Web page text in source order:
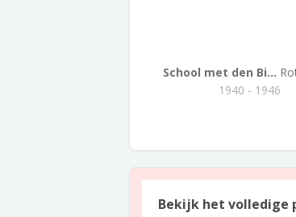
School met den Bi...
1940 - 1946
Bekijk het volledige